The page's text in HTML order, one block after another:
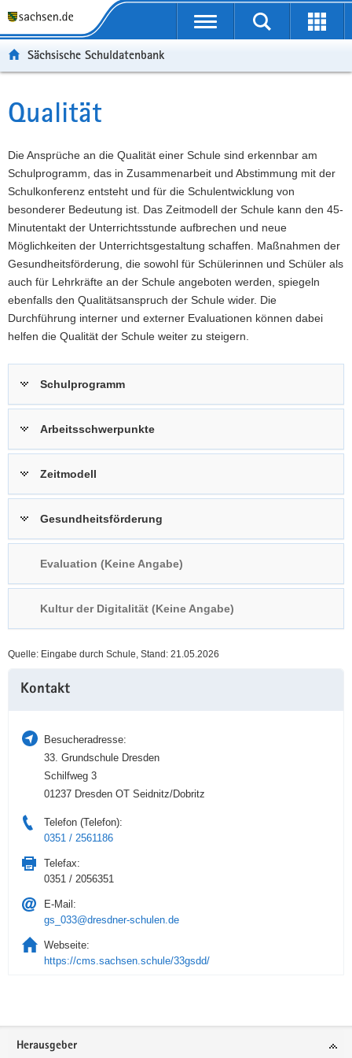
t
ü
e
r
g
r
e
i
f
e
n
d
e
i
g
o
n
r
l
a
v
i
g
a
t
i
o
n
a
t
n
h
a
l
t
W
t
r
e
I
n
f
o
r
m
a
t
i
r
i
c
e
Portalübergreifende
Suche
Sächsische Schuldatenbank
Hauptinhalt
Qualität
Die Ansprüche an die Qualität einer Schule sind erkennbar am
Schulprogramm, das in Zusammenarbeit und Abstimmung mit der
Schulkonferenz entsteht und für die Schulentwicklung von
besonderer Bedeutung ist. Das Zeitmodell der Schule kann den 45-
Minutentakt der Unterrichtsstunde aufbrechen und neue
Möglichkeiten der Unterrichtsgestaltung schaffen. Maßnahmen der
Gesundheitsförderung, die sowohl für Schülerinnen und Schüler als
auch für Lehrkräfte an der Schule angeboten werden, spiegeln
ebenfalls den Qualitätsanspruch der Schule wider. Die
Durchführung interner und externer Evaluationen können dabei
helfen die Qualität der Schule weiter zu steigern.
Schulprogramm
Arbeitsschwerpunkte
Zeitmodell
Gesundheitsförderung
Evaluation (Keine Angabe)
Kultur der Digitalität (Keine Angabe)
Quelle: Eingabe durch Schule, Stand: 21.05.2026
Information
Kontakt
Besucheradresse:
33. Grundschule Dresden
Schilfweg 3
01237 Dresden OT Seidnitz/Dobritz
Telefon (Telefon):
0351 / 2561186
Telefax:
0351 / 2056351
E-Mail:
gs_033@dresdner-schulen.de
Webseite:
https://cms.sachsen.schule/33gsdd/
Service
Herausgeber